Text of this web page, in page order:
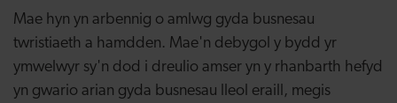
Mae hyn yn arbennig o amlwg gyda busnesau
twristiaeth a hamdden. Mae'n debygol y bydd yr
ymwelwyr sy'n dod i dreulio amser yn y rhanbarth hefyd
yn gwario arian gyda busnesau lleol eraill, megis